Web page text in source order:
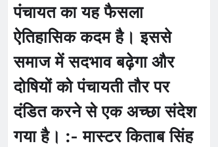
पंचायत का यह फैसला
ऐतिहासिक कदम है। इससे
समाज में सदभाव बढ़ेगा और
दोषियों को पंचायती तौर पर
दंडित करने से एक अच्छा संदेश
गया है। :- मास्टर किताब सिंह